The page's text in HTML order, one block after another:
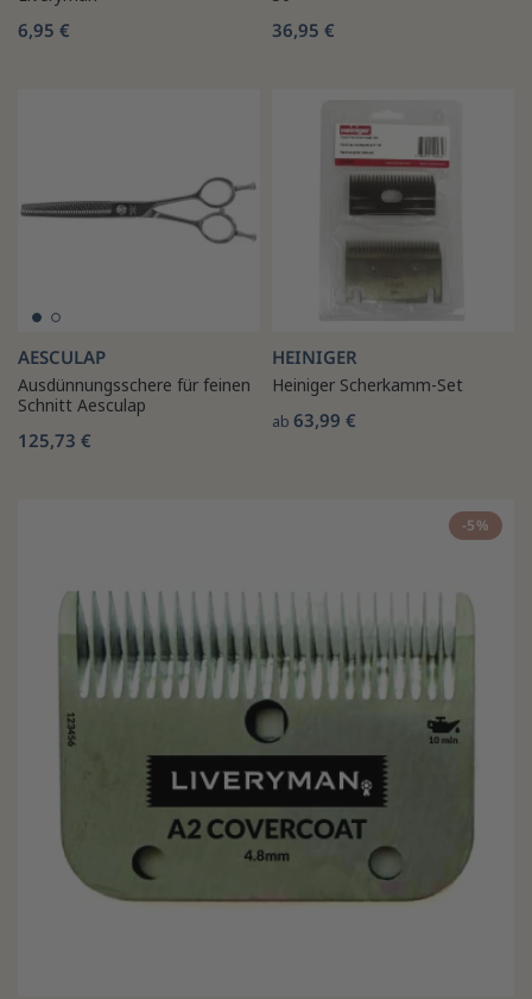
6,95 € 36,95 €
AESCULAP
Ausdünnungsschere für feinen
Schnitt Aesculap
125,73 €
HEINIGER
Heiniger Scherkamm-Set
ab 63,99 €
-5%